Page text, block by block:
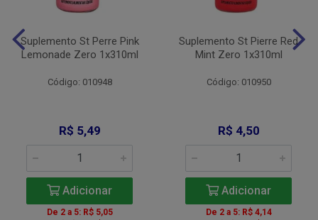
Suplemento St Perre Pink
Lemonade Zero 1x310ml
Código: 010948
R$ 5,49
Adicionar
De 2 a 5: R$ 5,05
Suplemento St Pierre Red
Mint Zero 1x310ml
Código: 010950
R$ 4,50
Adicionar
De 2 a 5: R$ 4,14